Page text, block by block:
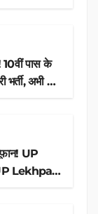
पास के
अभी करें
UP
Lekhpal